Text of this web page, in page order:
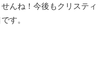
んね！今後もクリスティ
す。